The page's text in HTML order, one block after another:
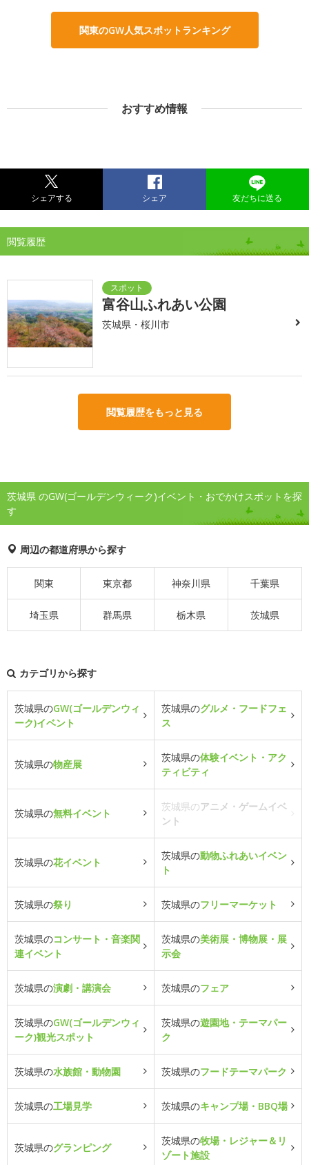
関東のGW人気スポットランキング
おすすめ情報
シェアする シェア 友だちに送る
閲覧履歴
富谷山ふれあい公園
茨城県・桜川市
閲覧履歴をもっと見る
茨城県 のGW(ゴールデンウィーク)イベント・おでかけスポットを探
す
周辺の都道府県から探す
関東 東京都 神奈川県 千葉県
埼玉県 群馬県 栃木県 茨城県
カテゴリから探す
茨城県のGW(ゴールデンウィ
ーク)イベント
茨城県のグルメ・フードフェ
ス
茨城県の物産展
茨城県の体験イベント・アク
ティビティ
茨城県の無料イベント
茨城県のアニメ・ゲームイベ
ント
茨城県の花イベント
茨城県の動物ふれあいイベン
ト
茨城県の祭り 茨城県のフリーマーケット
茨城県のコンサート・音楽関
連イベント
茨城県の美術展・博物展・展
示会
茨城県の演劇・講演会 茨城県のフェア
茨城県のGW(ゴールデンウィ
ーク)観光スポット
茨城県の遊園地・テーマパー
ク
茨城県の水族館・動物園 茨城県のフードテーマパーク
茨城県の工場見学 茨城県のキャンプ場・BBQ場
茨城県のグランピング
茨城県の牧場・レジャー＆リ
ゾート施設